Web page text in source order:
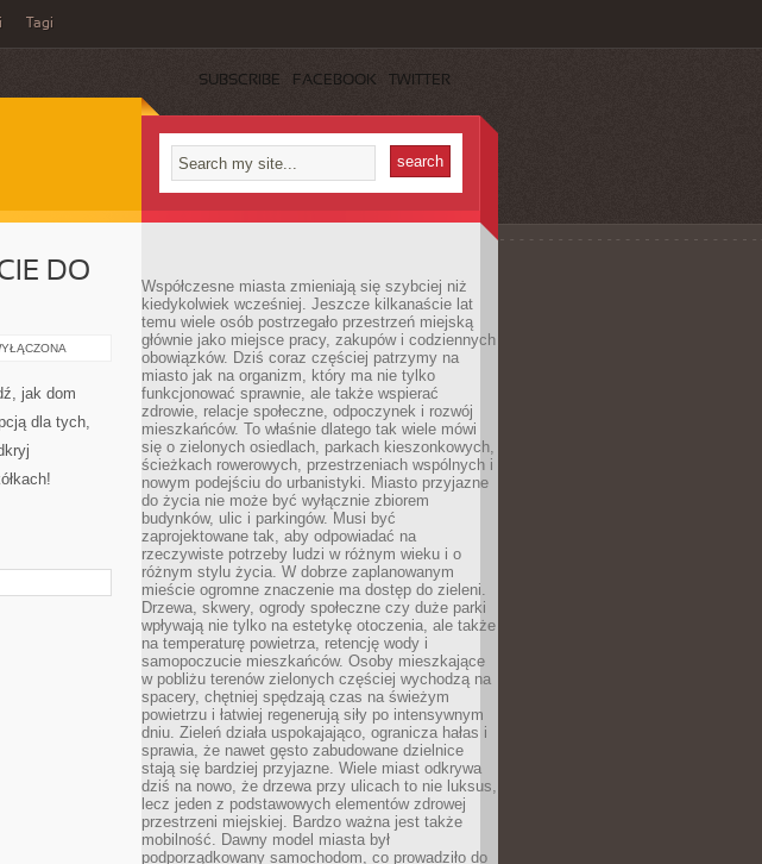
Tagi
SUBSCRIBE FACEBOOK TWITTER
DO
jak dom
dla tych,
Współczesne miasta zmieniają się szybciej niż
kiedykolwiek wcześniej. Jeszcze kilkanaście lat
temu wiele osób postrzegało przestrzeń miejską
głównie jako miejsce pracy, zakupów i codziennych
obowiązków. Dziś coraz częściej patrzymy na
miasto jak na organizm, który ma nie tylko
funkcjonować sprawnie, ale także wspierać
zdrowie, relacje społeczne, odpoczynek i rozwój
mieszkańców. To właśnie dlatego tak wiele mówi
się o zielonych osiedlach, parkach kieszonkowych,
ścieżkach rowerowych, przestrzeniach wspólnych i
nowym podejściu do urbanistyki. Miasto przyjazne
do życia nie może być wyłącznie zbiorem
budynków, ulic i parkingów. Musi być
zaprojektowane tak, aby odpowiadać na
rzeczywiste potrzeby ludzi w różnym wieku i o
różnym stylu życia. W dobrze zaplanowanym
mieście ogromne znaczenie ma dostęp do zieleni.
Drzewa, skwery, ogrody społeczne czy duże parki
wpływają nie tylko na estetykę otoczenia, ale także
na temperaturę powietrza, retencję wody i
samopoczucie mieszkańców. Osoby mieszkające
w pobliżu terenów zielonych częściej wychodzą na
spacery, chętniej spędzają czas na świeżym
powietrzu i łatwiej regenerują siły po intensywnym
dniu. Zieleń działa uspokajająco, ogranicza hałas i
sprawia, że nawet gęsto zabudowane dzielnice
stają się bardziej przyjazne. Wiele miast odkrywa
dziś na nowo, że drzewa przy ulicach to nie luksus,
lecz jeden z podstawowych elementów zdrowej
przestrzeni miejskiej. Bardzo ważna jest także
mobilność. Dawny model miasta był
podporządkowany samochodom, co prowadziło do